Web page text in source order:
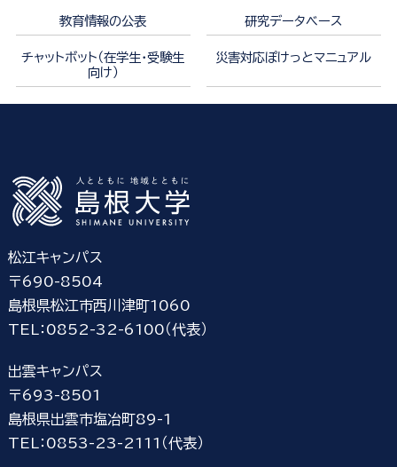
教育情報の公表 研究データベース
チャットボット（在学生・受験生
向け）
災害対応ぽけっとマニュアル
松江キャンパス
〒690-8504
島根県松江市西川津町1060
TEL：0852-32-6100（代表）
出雲キャンパス
〒693-8501
島根県出雲市塩冶町89-1
TEL：0853-23-2111（代表）